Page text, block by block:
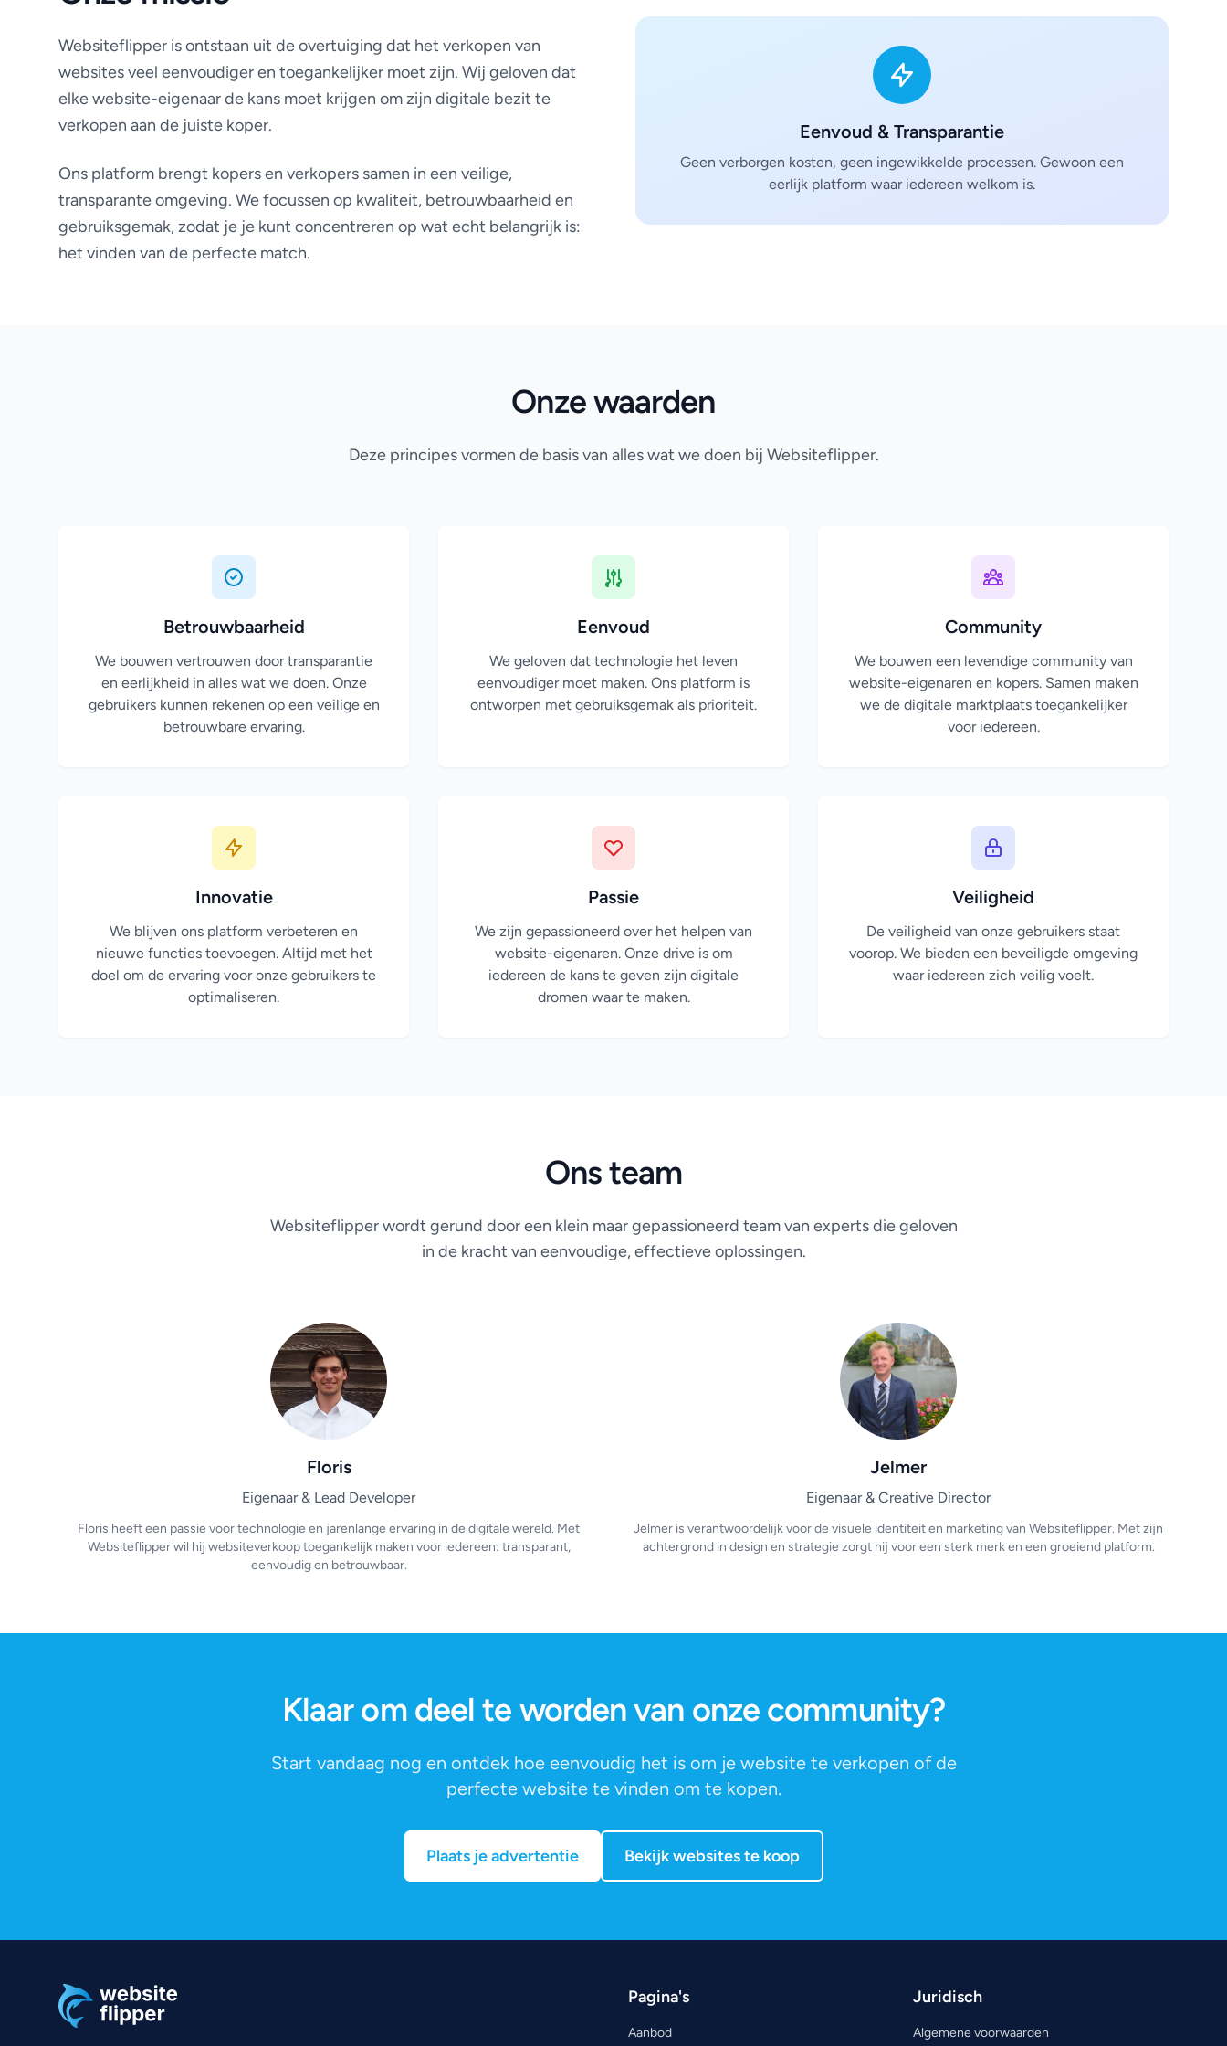
Websiteflipper is ontstaan uit de overtuiging dat het verkopen van
websites veel eenvoudiger en toegankelijker moet zijn. Wij geloven dat
elke website-eigenaar de kans moet krijgen om zijn digitale bezit te
verkopen aan de juiste koper.
Ons platform brengt kopers en verkopers samen in een veilige,
transparante omgeving. We focussen op kwaliteit, betrouwbaarheid en
gebruiksgemak, zodat je je kunt concentreren op wat echt belangrijk is:
het vinden van de perfecte match.
Eenvoud & Transparantie
Geen verborgen kosten, geen ingewikkelde processen. Gewoon een
eerlijk platform waar iedereen welkom is.
Onze waarden
Deze principes vormen de basis van alles wat we doen bij Websiteflipper.
Betrouwbaarheid
We bouwen vertrouwen door transparantie
en eerlijkheid in alles wat we doen. Onze
gebruikers kunnen rekenen op een veilige en
betrouwbare ervaring.
Eenvoud
We geloven dat technologie het leven
eenvoudiger moet maken. Ons platform is
ontworpen met gebruiksgemak als prioriteit.
Community
We bouwen een levendige community van
website-eigenaren en kopers. Samen maken
we de digitale marktplaats toegankelijker
voor iedereen.
Innovatie
We blijven ons platform verbeteren en
nieuwe functies toevoegen. Altijd met het
doel om de ervaring voor onze gebruikers te
optimaliseren.
Passie
We zijn gepassioneerd over het helpen van
website-eigenaren. Onze drive is om
iedereen de kans te geven zijn digitale
dromen waar te maken.
Veiligheid
De veiligheid van onze gebruikers staat
voorop. We bieden een beveiligde omgeving
waar iedereen zich veilig voelt.
Ons team
Websiteflipper wordt gerund door een klein maar gepassioneerd team van experts die geloven
in de kracht van eenvoudige, effectieve oplossingen.
Floris
Eigenaar & Lead Developer
Floris heeft een passie voor technologie en jarenlange ervaring in de digitale wereld. Met
Websiteflipper wil hij websiteverkoop toegankelijk maken voor iedereen: transparant,
eenvoudig en betrouwbaar.
Jelmer
Eigenaar & Creative Director
Jelmer is verantwoordelijk voor de visuele identiteit en marketing van Websiteflipper. Met zijn
achtergrond in design en strategie zorgt hij voor een sterk merk en een groeiend platform.
Klaar om deel te worden van onze community?
Start vandaag nog en ontdek hoe eenvoudig het is om je website te verkopen of de
perfecte website te vinden om te kopen.
Plaats je advertentie Bekijk websites te koop
Pagina's
Aanbod
Juridisch
Algemene voorwaarden